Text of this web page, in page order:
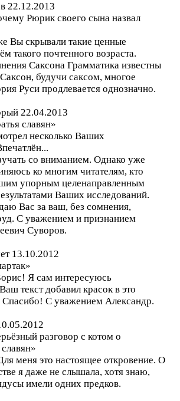
22.12.2013
Рюрик своего сына назвал
Вы скрывали такие ценные
такого почтенного возраста.
Саксона Грамматика известны
будучи саксом, многое
Руси продлевается однозначно.
22.04.2013
славян»
несколько Ваших
со вниманием. Однако уже
ко многим читателям, кто
упорным целенаправленным
Ваших исследований.
Вас за ваш, без сомнения,
С уважением и признанием
Суворов.
13.10.2012
Я сам интересуюсь
текст добавил красок в это
Спасибо! С уважением Александр.
разговор с котом о
меня это настоящее откровение. О
я даже не слышала, хотя знаю,
имели одних предков.